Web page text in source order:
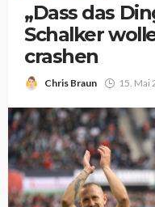
„Dass das
Schalker
crashen
Chris Braun 15. Mai